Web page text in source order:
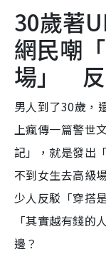
30歲著
網民嘲
場」 反
男人到了30歲，
上瘋傳一篇警世
記」，就是發出
不到女生去高級
少人反駁「穿搭
「其實越有錢
邊？